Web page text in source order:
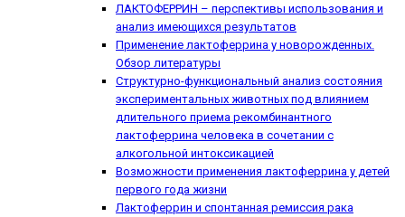
ЛАКТОФЕРРИН – перспективы использования и
анализ имеющихся результатов
Применение лактоферрина у новорожденных.
Обзор литературы
Структурно-функциональный анализ состояния
экспериментальных животных под влиянием
длительного приема рекомбинантного
лактоферрина человека в сочетании с
алкогольной интоксикацией
Возможности применения лактоферрина у детей
первого года жизни
Лактоферрин и спонтанная ремиссия рака